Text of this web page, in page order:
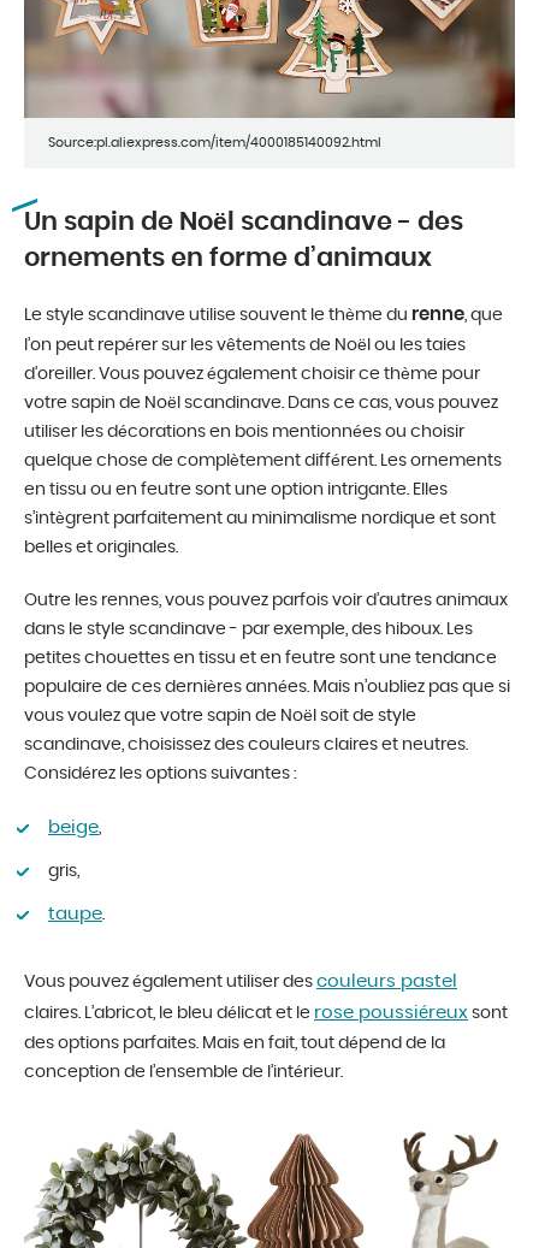
Source:pl.aliexpress.com/item/4000185140092.html
Un sapin de Noël scandinave - des
ornements en forme d’animaux
Le style scandinave utilise souvent le thème du renne, que
l’on peut repérer sur les vêtements de Noël ou les taies
d’oreiller. Vous pouvez également choisir ce thème pour
votre sapin de Noël scandinave. Dans ce cas, vous pouvez
utiliser les décorations en bois mentionnées ou choisir
quelque chose de complètement différent. Les ornements
en tissu ou en feutre sont une option intrigante. Elles
s’intègrent parfaitement au minimalisme nordique et sont
belles et originales.
Outre les rennes, vous pouvez parfois voir d’autres animaux
dans le style scandinave - par exemple, des hiboux. Les
petites chouettes en tissu et en feutre sont une tendance
populaire de ces dernières années. Mais n’oubliez pas que si
vous voulez que votre sapin de Noël soit de style
scandinave, choisissez des couleurs claires et neutres.
Considérez les options suivantes :
beige,
gris,
taupe.
Vous pouvez également utiliser des couleurs pastel
claires. L’abricot, le bleu délicat et le rose poussiéreux sont
des options parfaites. Mais en fait, tout dépend de la
conception de l’ensemble de l’intérieur.